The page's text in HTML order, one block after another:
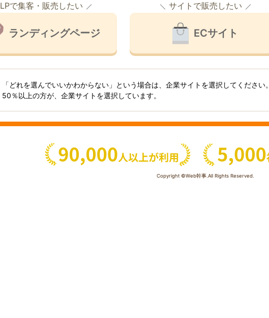
LPで集客・販売したい
ランディングページ
サイトで販売したい
ECサイト
「どれを選んでいいかわからない」という場合は、企業サイトを選択してください。
50％以上の方が、企業サイトを選択しています。
Copyright ©Web幹事.All Rights Reserved.